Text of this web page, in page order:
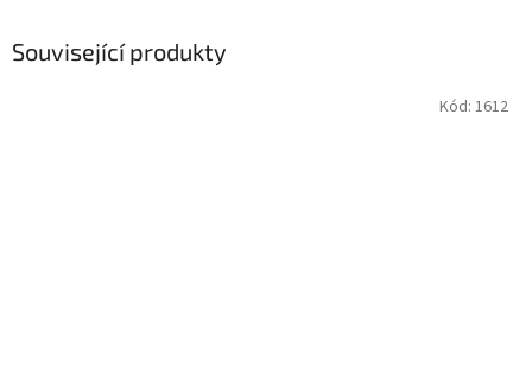
Související produkty
Kód: 1612